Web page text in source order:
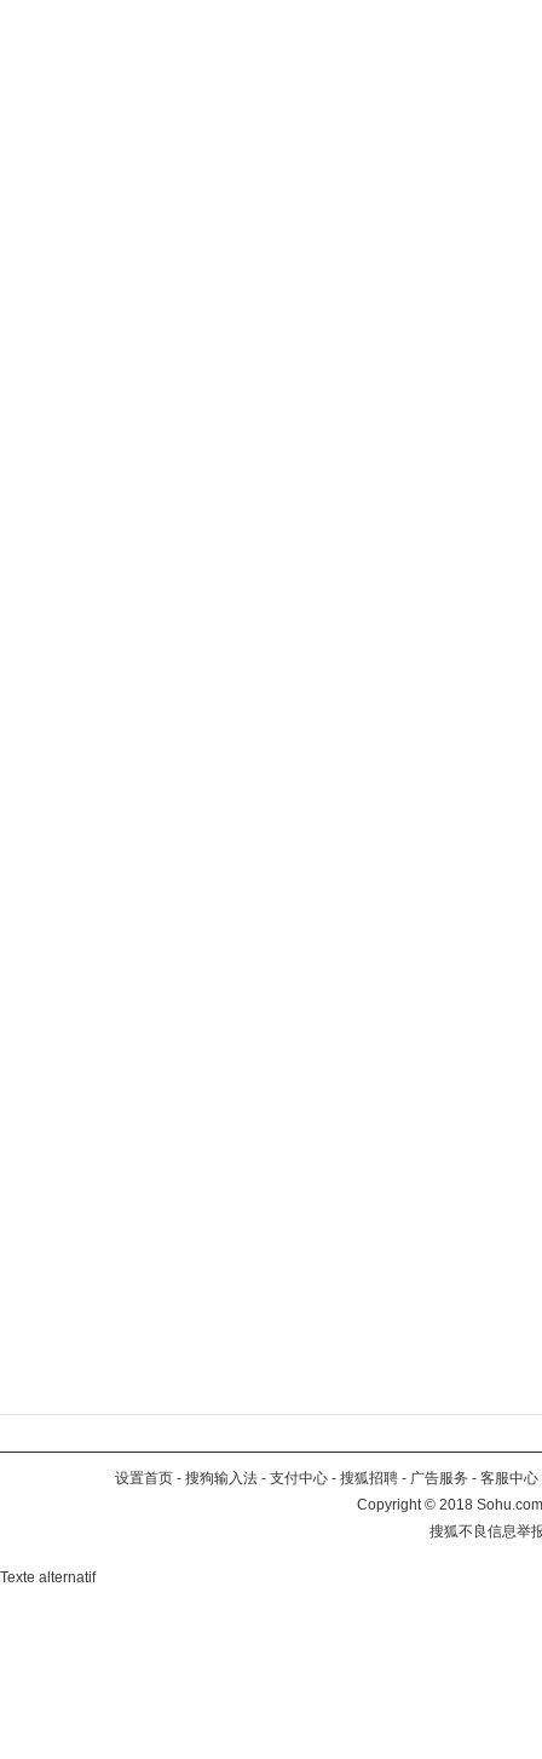
设置首页 - 搜狗输入法 - 支付中心 - 搜狐招聘 - 广告服务 - 客服中心
Copyright©2018
搜狐不良信息举
Texte alternatif